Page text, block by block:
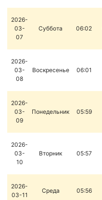
2026-
03-
07
Суббота 06:02
2026-
03-
08
Воскресенье 06:01
2026-
03-
09
Понедельник 05:59
2026-
03-
10
Вторник 05:57
2026-
03-11
Среда 05:56